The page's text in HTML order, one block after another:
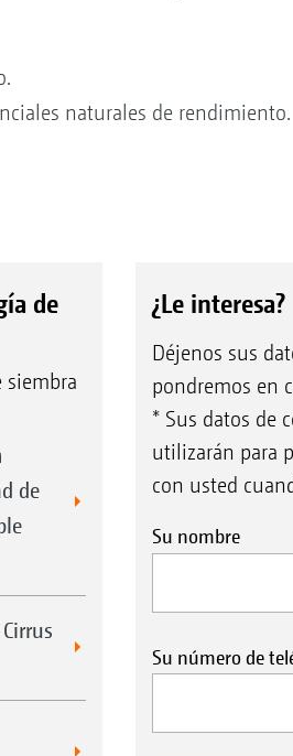
naturales de rendimiento.
de
siembra
de
¿Le interesa?
Déjenos sus
pondremos en
* Sus datos de
utilizarán para
con usted
Su nombre
Su número de